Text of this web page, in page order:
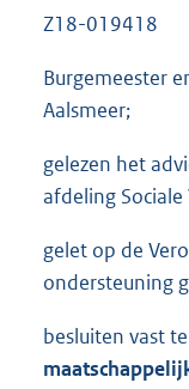
Z18-019418
Burgemeester
Aalsmeer;
gelezen het
afdeling
gelet op de
ondersteuning
besluiten vast